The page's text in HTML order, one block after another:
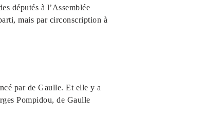
députés à l’Assemblée
mais par circonscription à
par de Gaulle. Et elle y a
Pompidou, de Gaulle